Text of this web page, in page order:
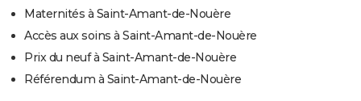
Maternités à Saint-Amant-de-Nouère
Accès aux soins à Saint-Amant-de-Nouère
Prix du neuf à Saint-Amant-de-Nouère
Référendum à Saint-Amant-de-Nouère